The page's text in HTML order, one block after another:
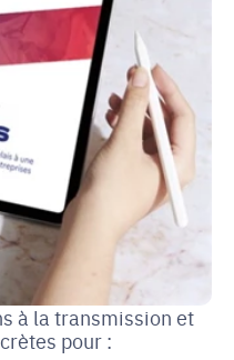
à la transmission et
pour :